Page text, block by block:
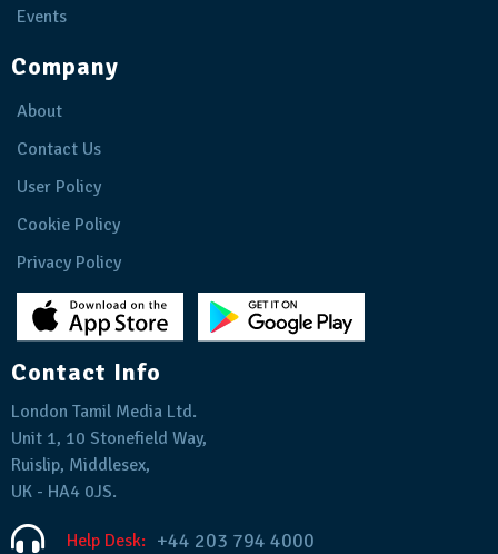
Events
Company
About
Contact Us
User Policy
Cookie Policy
Privacy Policy
Contact Info
London Tamil Media Ltd.
Unit 1, 10 Stonefield Way,
Ruislip, Middlesex,
UK - HA4 0JS.
Help Desk: +44 203 794 4000